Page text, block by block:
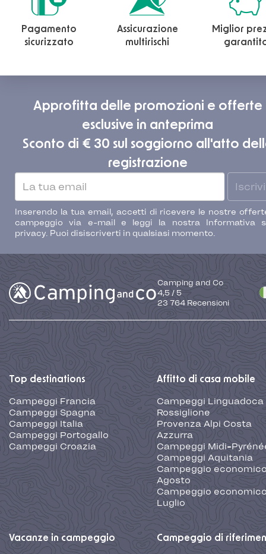
Pagamento
sicurizzato
Assicurazione
multirischi
Miglior
Approfitta delle promozioni e offerte
esclusive in anteprima
Sconto di € 30 sul soggiorno all'atto
registrazione
Inserendo la tua email, accetti di ricevere le nostre
campeggio via e-mail e leggi la nostra Informativa
privacy. Puoi disiscriverti in qualsiasi momento.
Camping and Co
4,5 / 5
23 764 Recensioni
Top destinations
Campeggi Francia
Campeggi Spagna
Campeggi Italia
Campeggi Portogallo
Campeggi Croazia
Affitto di casa mobile
Campeggi Linguadoca
Rossiglione
Provenza Alpi Costa
Azzurra
Campeggi Midi-
Campeggi Aquitania
Campeggio
Agosto
Campeggio
Luglio
Vacanze in campeggio Campeggio di